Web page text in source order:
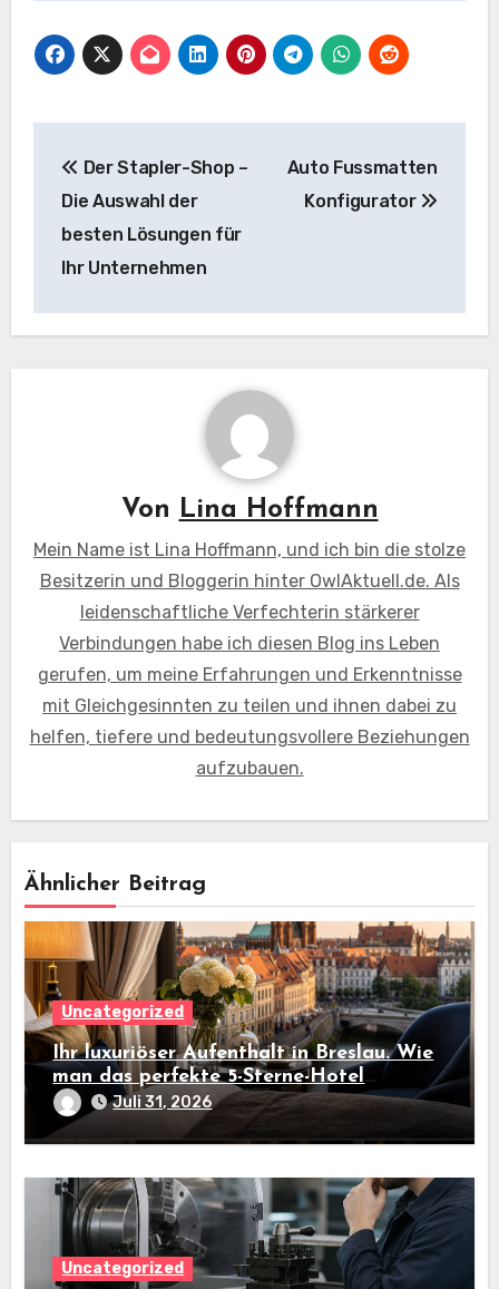
Der Stapler-Shop –
Die Auswahl der
besten Lösungen für
Ihr Unternehmen
Auto Fussmatten
Konfigurator
Von Lina Hoffmann
Mein Name ist Lina Hoffmann, und ich bin die stolze
Besitzerin und Bloggerin hinter OwlAktuell.de. Als
leidenschaftliche Verfechterin stärkerer
Verbindungen habe ich diesen Blog ins Leben
gerufen, um meine Erfahrungen und Erkenntnisse
mit Gleichgesinnten zu teilen und ihnen dabei zu
helfen, tiefere und bedeutungsvollere Beziehungen
aufzubauen.
Ähnlicher Beitrag
Uncategorized
Ihr luxuriöser Aufenthalt in Breslau. Wie
man das perfekte 5-Sterne-Hotel
auswähltJuli 31, 2026
Uncategorized